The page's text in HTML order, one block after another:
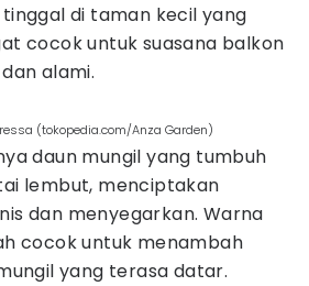
di taman kecil yang
cocok untuk suasana balkon
alami.
(tokopedia.com/Anza Garden)
daun mungil yang tumbuh
lembut, menciptakan
dan menyegarkan. Warna
cocok untuk menambah
yang terasa datar.